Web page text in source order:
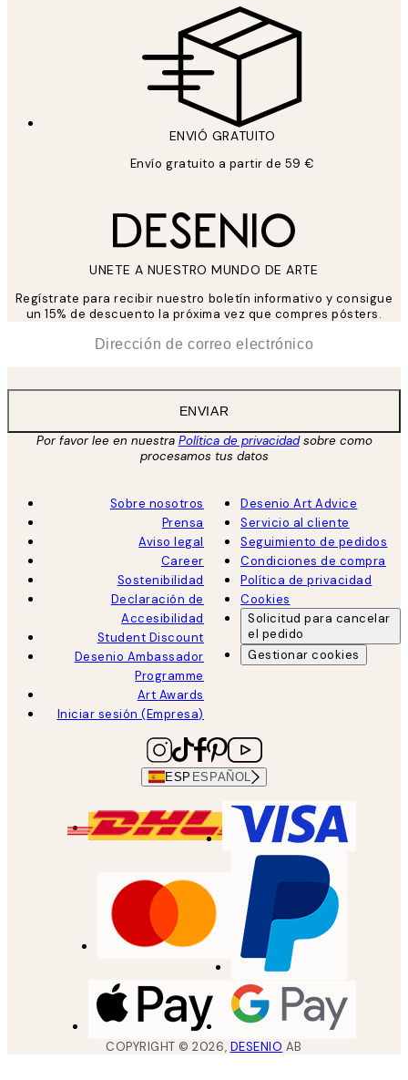
ENVIÓ GRATUITO
Envío gratuito a partir de 59 €
UNETE A NUESTRO MUNDO DE ARTE
Regístrate para recibir nuestro boletín informativo y consigue
un 15% de descuento la próxima vez que compres pósters.
ENVIAR
Por favor lee en nuestra Política de privacidadsobre como
procesamos tus datos
Sobre nosotros
Prensa
Aviso legal
Career
Sostenibilidad
Declaración de
Accesibilidad
Student Discount
Desenio Ambassador
Programme
Art Awards
Iniciar sesión (Empresa)
Desenio Art Advice
Servicio al cliente
Seguimiento de pedidos
Condiciones de compra
Política de privacidad
Cookies
Solicitud para cancelar
el pedido
Gestionar cookies
ESP ESPAÑOL
COPYRIGHT ©2026, DESENIO AB